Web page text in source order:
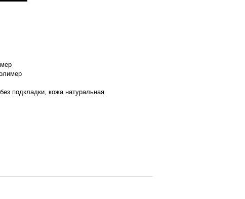
подкладки, кожа натуральная